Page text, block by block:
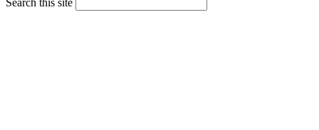
Search this site